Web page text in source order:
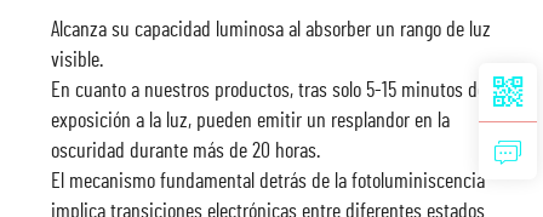
Alcanza su capacidad luminosa al absorber un rango de luz
visible.
En cuanto a nuestros productos, tras solo 5-15 minutos de
exposición a la luz, pueden emitir un resplandor en la
oscuridad durante más de 20 horas.
El mecanismo fundamental detrás de la fotoluminiscencia
implica transiciones electrónicas entre diferentes estados